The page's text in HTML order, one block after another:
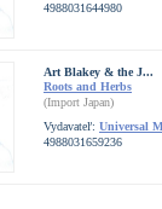
4988031644980
Art Blakey & the J...
Roots and Herbs
(Import Japan)
Vydavateľ: Universal
4988031659236